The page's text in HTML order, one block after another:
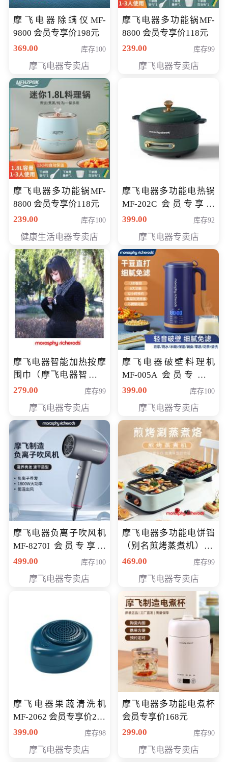
摩飞电器除螨仪MF-
9800 会员专享价198元
369.00
库存100
摩飞电器专卖店
摩飞电器多功能锅MF-
8800 会员专享价118元
239.00
库存99
摩飞电器专卖店
摩飞电器多功能锅MF-
8800 会员专享价118元
239.00
库存100
健康生活电器专卖店
摩飞电器多功能电热锅
MF-202C 会员专享价
269元
399.00 库存92
摩飞电器专卖店
摩飞电器智能加热按摩
围巾（摩飞电器智能加
热按摩围脖） 会员专享
279.00 库存99
摩飞电器专卖店
摩飞电器破壁料理机
MF-005A 会员专享价
198元
399.00 库存100
摩飞电器专卖店
摩飞电器负离子吹风机
MF-8270I 会员专享价
369元
499.00 库存100
摩飞电器专卖店
摩飞电器多功能电饼铛
（别名煎烤蒸煮机） 型
号MF-8888B 会员专享
469.00 库存99
摩飞电器专卖店
摩飞电器果蔬清洗机
MF-2062 会员专享价268
元
399.00 库存98
摩飞电器专卖店
摩飞电器多功能电煮杯
会员专享价168元
299.00
库存90
摩飞电器专卖店